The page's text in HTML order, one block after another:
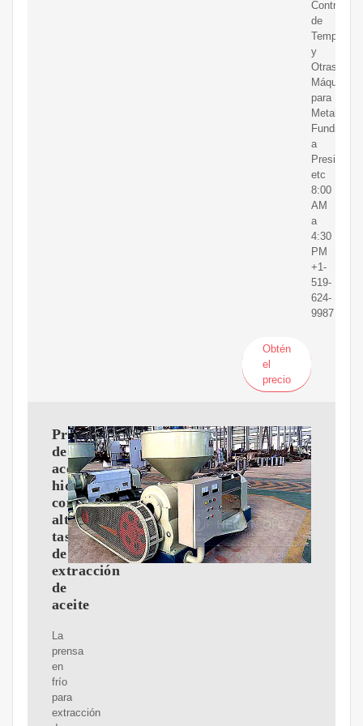
Control
de
y
Otras
Máquinas
para
Metalurgia,
Fundición
a
Presión,
etc
8:00
AM
a
4:30
PM
+1-
519-
624-
9987
Obtén
el
precio
Prensa
de
aceite
hidráulica
con
alta
tasa
de
extracción
de
aceite
La
prensa
en
frío
para
extracción